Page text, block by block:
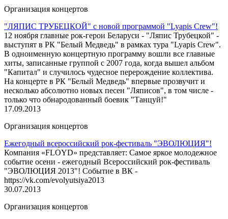
Организация концертов
"ЛЯПИС ТРУБЕЦКОЙ" с новой программой "Lyapis Crew"!
12 ноября главные рок-герои Беларуси - "Ляпис Трубецкой" -
выступят в РК "Белый Медведь" в рамках тура "Lyapis Crew".
В одноименную концертную программу вошли все главные
хиты, записанные группой с 2007 года, когда вышел альбом
"Капитал" и случилось чудесное перерождение коллектива.
На концерте в РК "Белый Медведь" впервые прозвучит и
несколько абсолютно новых песен "Ляписов", в том числе -
только что обнародованный боевик "Танцуй!"
17.09.2013
Организация концертов
Ежегодный всероссийский рок-фестиваль "ЭВОЛЮЦИЯ"!
Компания «FLOYD» представляет: Самое яркое молодежное
событие осени - ежегодный Всероссийский рок-фестиваль
"ЭВОЛЮЦИЯ 2013"! Событие в ВК -
https://vk.com/evolyutsiya2013
30.07.2013
Организация концертов